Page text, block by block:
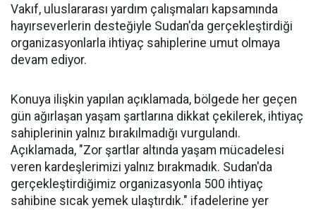
Vakıf, uluslararası yardım çalışmaları kapsamında
hayırseverlerin desteğiyle Sudan'da gerçekleştirdiği
organizasyonlarla ihtiyaç sahiplerine umut olmaya
devam ediyor.
Konuya ilişkin yapılan açıklamada, bölgede her geçen
gün ağırlaşan yaşam şartlarına dikkat çekilerek, ihtiyaç
sahiplerinin yalnız bırakılmadığı vurgulandı.
Açıklamada, "Zor şartlar altında yaşam mücadelesi
veren kardeşlerimizi yalnız bırakmadık. Sudan'da
gerçekleştirdiğimiz organizasyonla 500 ihtiyaç
sahibine sıcak yemek ulaştırdık." ifadelerine yer